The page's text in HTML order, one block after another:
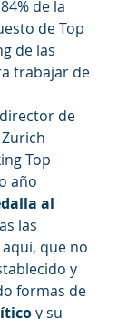
de la
de Top
de las
trabajar de
de
Top
año
al
las
que no
y
formas de
y su